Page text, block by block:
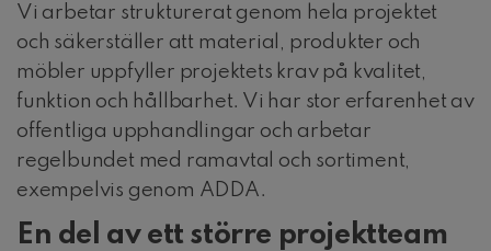
Vi arbetar strukturerat genom hela projektet
och säkerställer att material, produkter och
möbler uppfyller projektets krav på kvalitet,
funktion och hållbarhet. Vi har stor erfarenhet av
offentliga upphandlingar och arbetar
regelbundet med ramavtal och sortiment,
exempelvis genom ADDA.
En del av ett större projektteam